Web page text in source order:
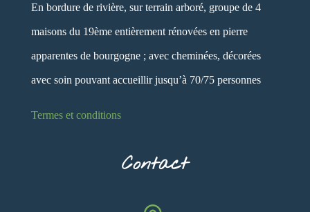
En bordure de rivière, sur terrain arboré, groupe de 4
maisons du 19ème entièrement rénovées en pierre
apparentes de bourgogne ; avec cheminées, décorées
avec soin pouvant accueillir jusqu’à 70/75 personnes
Termes et conditions
Contact